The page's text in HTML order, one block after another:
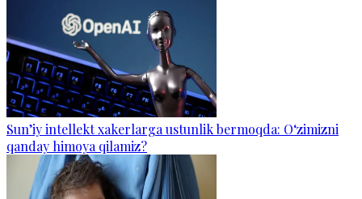
Sun’iy intellekt xakerlarga ustunlik bermoqda: O‘zimizni
qanday himoya qilamiz?